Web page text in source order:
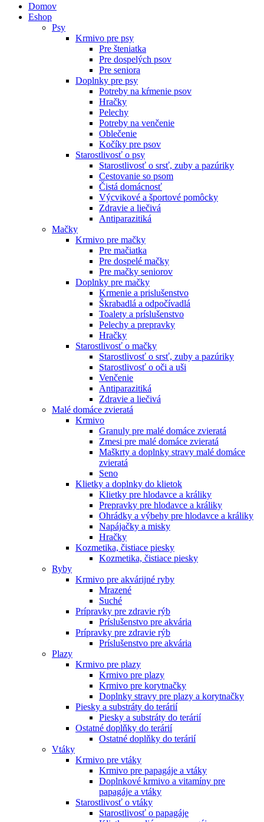
Domov
Eshop
Psy
Krmivo pre psy
Pre šteniatka
Pre dospelých psov
Pre seniora
Doplnky pre psy
Potreby na kŕmenie psov
Hračky
Pelechy
Potreby na venčenie
Oblečenie
Kočíky pre psov
Starostlivosť o psy
Starostlivosť o srsť, zuby a pazúriky
Cestovanie so psom
Čistá domácnosť
Výcvikové a športové pomôcky
Zdravie a liečivá
Antiparazitiká
Mačky
Krmivo pre mačky
Pre mačiatka
Pre dospelé mačky
Pre mačky seniorov
Doplnky pre mačky
Krmenie a prislušenstvo
Škrabadlá a odpočívadlá
Toalety а príslušenstvo
Pelechy a prepravky
Hračky
Starostlivosť o mačky
Starostlivosť o srsť, zuby a pazúriky
Starostlivosť o oči a uši
Venčenie
Antiparazitiká
Zdravie a liečivá
Malé domáce zvieratá
Krmivo
Granuly pre malé domáce zvieratá
Zmesi pre malé domáce zvieratá
Maškrty a doplnky stravy malé domáce
zvieratá
Seno
Klietky a doplnky do klietok
Klietky pre hlodavce a králiky
Prepravky pre hlodavce a králiky
Ohrádky a výbehy pre hlodavce a králiky
Napájačky a misky
Hračky
Kozmetika, čistiace piesky
Kozmetika, čistiace piesky
Ryby
Krmivo pre akvárijné ryby
Mrazené
Suché
Prípravky pre zdravie rýb
Príslušenstvo pre akvária
Prípravky pre zdravie rýb
Príslušenstvo pre akvária
Plazy
Krmivo pre plazy
Krmivo pre plazy
Krmivo pre korytnačky
Doplnky stravy pre plazy a korytnačky
Piesky a substráty do terárií
Piesky a substráty do terárií
Ostatné doplňky do terárií
Ostatné doplňky do terárií
Vtáky
Krmivo pre vtáky
Krmivo pre papagáje a vtáky
Doplnkové krmivo a vitamíny pre
papagáje a vtáky
Starostlivosť o vtáky
Starostlivosť o papagáje